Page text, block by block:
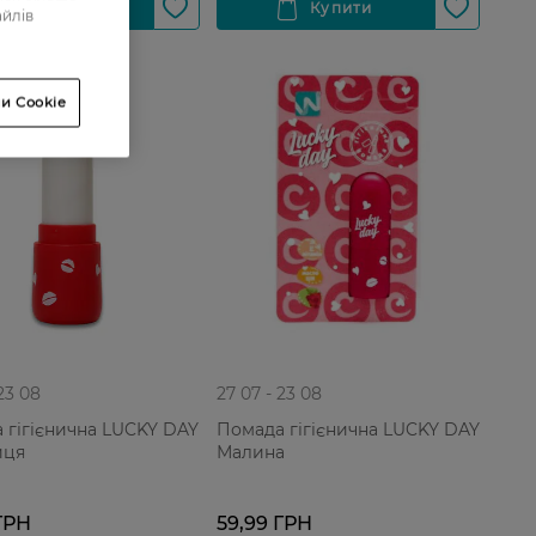
08
LUCKY DAY
27 07 - 23 08
Помада гігієнична LUCKY DAY
Малина
59,99 ГРН
Cookie